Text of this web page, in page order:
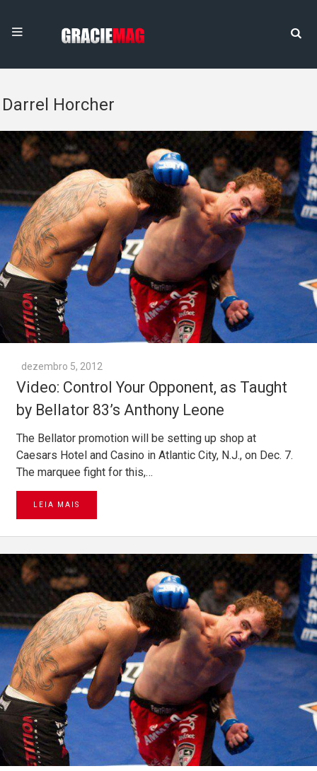
Darrel Horcher
dezembro 5, 2012
Video: Control Your Opponent, as Taught
by Bellator 83’s Anthony Leone
The Bellator promotion will be setting up shop at
Caesars Hotel and Casino in Atlantic City, N.J., on Dec. 7.
The marquee fight for this,…
LEIA MAIS